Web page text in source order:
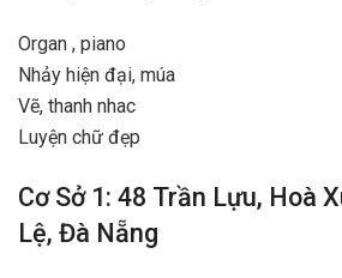
Organ , piano
Nhảy hiện đại, múa
Vẽ, thanh nhac
Luyện chữ đẹp
Cơ Sở 1: 48 Trần Lựu, Hoà
Lệ, Đà Nẵng